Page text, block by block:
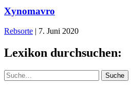
Xynomavro
Rebsorte | 7. Juni 2020
Lexikon durchsuchen:
Suche Suche